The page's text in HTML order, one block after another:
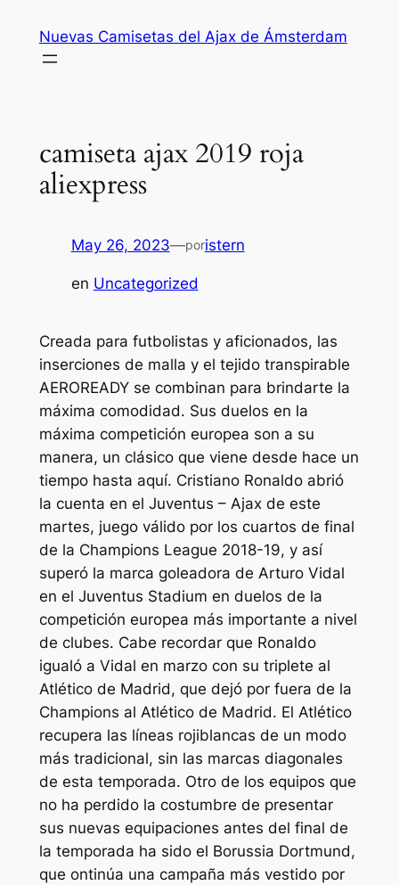
contenido
Nuevas Camisetas del Ajax de Ámsterdam
camiseta ajax 2019 roja
aliexpress
May 26, 2023—poristern
en Uncategorized
Creada para futbolistas y aficionados, las
inserciones de malla y el tejido transpirable
AEROREADY se combinan para brindarte la
máxima comodidad. Sus duelos en la
máxima competición europea son a su
manera, un clásico que viene desde hace un
tiempo hasta aquí. Cristiano Ronaldo abrió
la cuenta en el Juventus – Ajax de este
martes, juego válido por los cuartos de final
de la Champions League 2018-19, y así
superó la marca goleadora de Arturo Vidal
en el Juventus Stadium en duelos de la
competición europea más importante a nivel
de clubes. Cabe recordar que Ronaldo
igualó a Vidal en marzo con su triplete al
Atlético de Madrid, que dejó por fuera de la
Champions al Atlético de Madrid. El Atlético
recupera las líneas rojiblancas de un modo
más tradicional, sin las marcas diagonales
de esta temporada. Otro de los equipos que
no ha perdido la costumbre de presentar
sus nuevas equipaciones antes del final de
la temporada ha sido el Borussia Dortmund,
que ontinúa una campaña más vestido por